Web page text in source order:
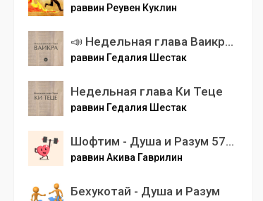
раввин Реувен Куклин
📣 Недельная глава Ваикра. Случайностей не бывает
раввин Гедалия Шестак
Недельная глава Ки Теце
раввин Гедалия Шестак
Шофтим - Душа и Разум 5783
раввин Акива Гаврилин
Бехукотай - Душа и Разум